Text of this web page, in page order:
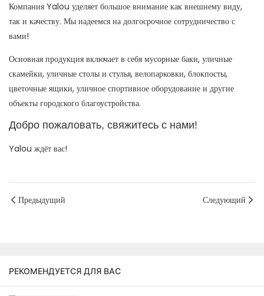
Компания Yalou уделяет большое внимание как внешнему виду,
так и качеству. Мы надеемся на долгосрочное сотрудничество с
вами!
Основная продукция включает в себя мусорные баки, уличные
скамейки, уличные столы и стулья, велопарковки, блокпосты,
цветочные ящики, уличное спортивное оборудование и другие
объекты городского благоустройства.
Добро пожаловать, свяжитесь с нами!
Yalou ждёт вас!
Предыдущий Следующий
РЕКОМЕНДУЕТСЯ ДЛЯ ВАС